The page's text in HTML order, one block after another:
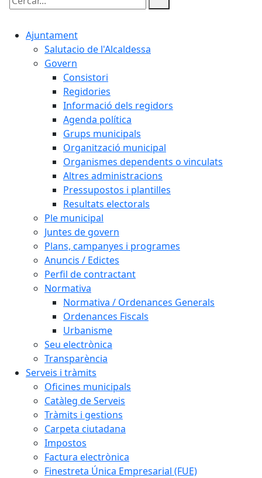
Cercar:
Ajuntament
Salutacio de l'Alcaldessa
Govern
Consistori
Regidories
Informació dels regidors
Agenda política
Grups municipals
Organització municipal
Organismes dependents o vinculats
Altres administracions
Pressupostos i plantilles
Resultats electorals
Ple municipal
Juntes de govern
Plans, campanyes i programes
Anuncis / Edictes
Perfil de contractant
Normativa
Normativa / Ordenances Generals
Ordenances Fiscals
Urbanisme
Seu electrònica
Transparència
Serveis i tràmits
Oficines municipals
Catàleg de Serveis
Tràmits i gestions
Carpeta ciutadana
Impostos
Factura electrònica
Finestreta Única Empresarial (FUE)